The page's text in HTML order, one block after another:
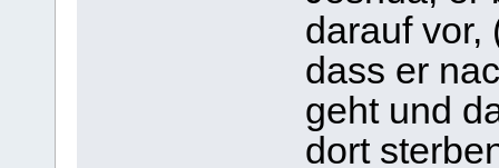
darauf vor,
dass er
geht und
dort